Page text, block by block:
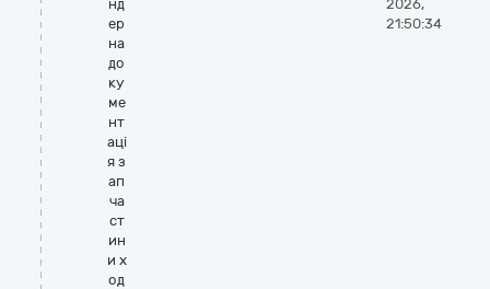
нд
ер
на
до
ку
ме
нт
аці
я з
ап
ча
ст
ин
и х
од
2026,
21:50:34